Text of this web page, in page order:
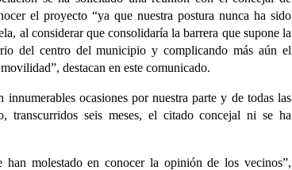
el proyecto “ya que nuestra postura nunca ha sido
al considerar que consolidaría la barrera que supone la
del centro del municipio y complicando más aún el
destacan en este comunicado.
innumerables ocasiones por nuestra parte y de todas las
transcurridos seis meses, el citado concejal ni se ha
molestado en conocer la opinión de los vecinos”,